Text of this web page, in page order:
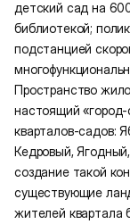
детский сад на
библиотекой;
подстанцией
Пространство
настоящий «город-
кварталов-садов:
Кедровый,
создание такой
существующие
жителей квартала